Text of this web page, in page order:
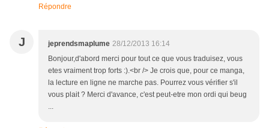
Répondre
J jeprendsmaplume 28/12/2013 16:14
Bonjour,d'abord merci pour tout ce que vous traduisez, vous
etes vraiment trop forts :).<br /> Je crois que, pour ce manga,
la lecture en ligne ne marche pas. Pourrez vous vérifier s'il
vous plait ? Merci d'avance, c'est peut-etre mon ordi qui beug
...